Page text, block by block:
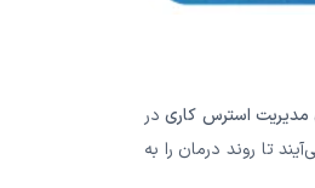
مدیریت استرس کاری در
تا روند درمان را به